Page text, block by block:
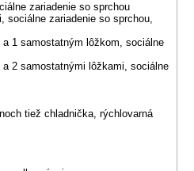
zariadenie so sprchou
sociálne zariadenie so sprchou,
1 samostatným lôžkom, sociálne
2 samostatnými lôžkami, sociálne
tiež chladnička, rýchlovarná